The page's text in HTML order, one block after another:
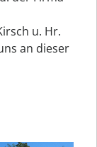
u. Hr.
an dieser